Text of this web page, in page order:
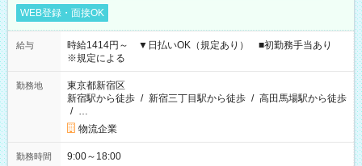
WEB登録・面接OK
給与
時給1414円～ ▼日払いOK（規定あり） ■初勤務手当あり
※規定による
勤務地
東京都新宿区
新宿駅から徒歩 / 新宿三丁目駅から徒歩 / 高田馬場駅から徒歩
/ …
物流企業
勤務時間 9:00～18:00